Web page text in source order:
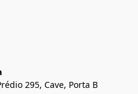
295, Cave, Porta B